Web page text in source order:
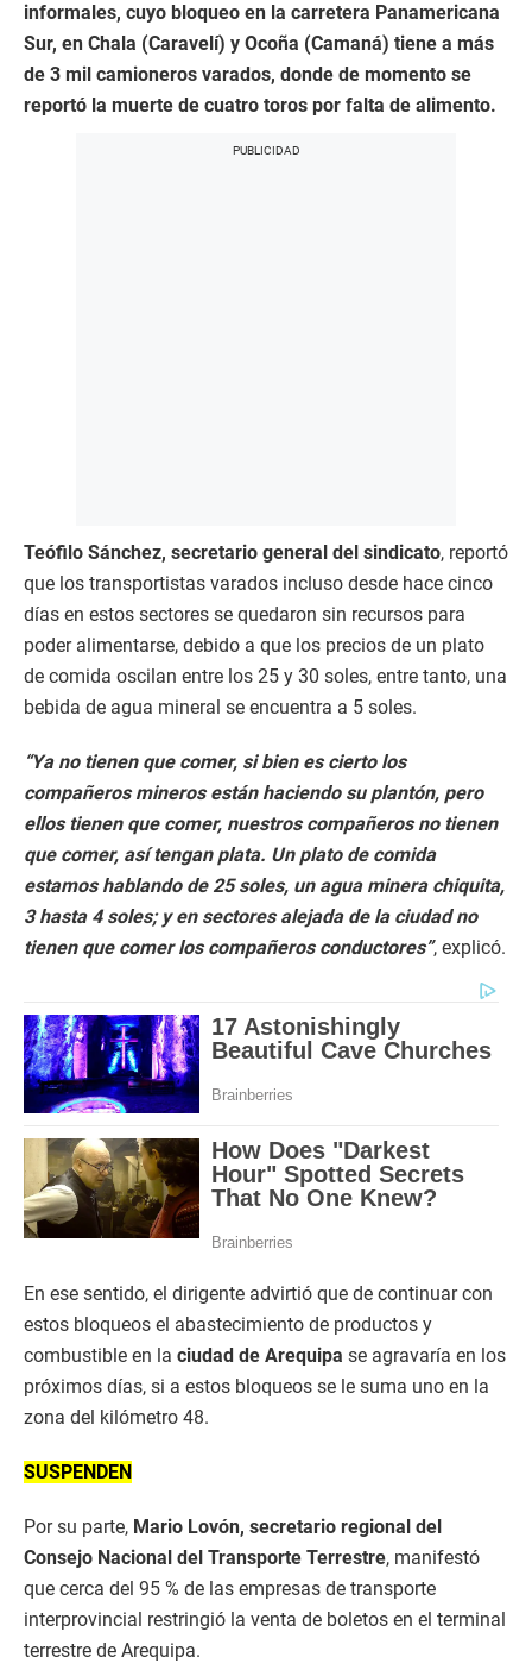
informales, cuyo bloqueo en la carretera Panamericana
Sur, en Chala (Caravelí) y Ocoña (Camaná) tiene a más
de 3 mil camioneros varados, donde de momento se
reportó la muerte de cuatro toros por falta de alimento.
Teófilo Sánchez, secretario general del sindicato, reportó
que los transportistas varados incluso desde hace cinco
días en estos sectores se quedaron sin recursos para
poder alimentarse, debido a que los precios de un plato
de comida oscilan entre los 25 y 30 soles, entre tanto, una
bebida de agua mineral se encuentra a 5 soles.
“Ya no tienen que comer, si bien es cierto los
compañeros mineros están haciendo su plantón, pero
ellos tienen que comer, nuestros compañeros no tienen
que comer, así tengan plata. Un plato de comida
estamos hablando de 25 soles, un agua minera chiquita,
3 hasta 4 soles; y en sectores alejada de la ciudad no
tienen que comer los compañeros conductores”, explicó.
En ese sentido, el dirigente advirtió que de continuar con
estos bloqueos el abastecimiento de productos y
combustible en la ciudad de Arequipa se agravaría en los
próximos días, si a estos bloqueos se le suma uno en la
zona del kilómetro 48.
SUSPENDEN
Por su parte, Mario Lovón, secretario regional del
Consejo Nacional del Transporte Terrestre, manifestó
que cerca del 95 % de las empresas de transporte
interprovincial restringió la venta de boletos en el terminal
terrestre de Arequipa.